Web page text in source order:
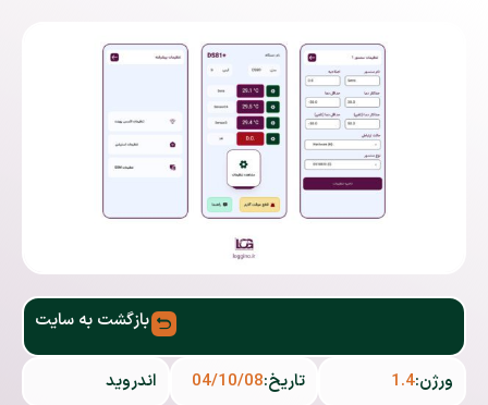
بازگشت به سایت
ورژن:1.4 تاریخ:04/10/08 اندروید